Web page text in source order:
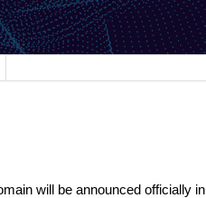
will be announced officially in